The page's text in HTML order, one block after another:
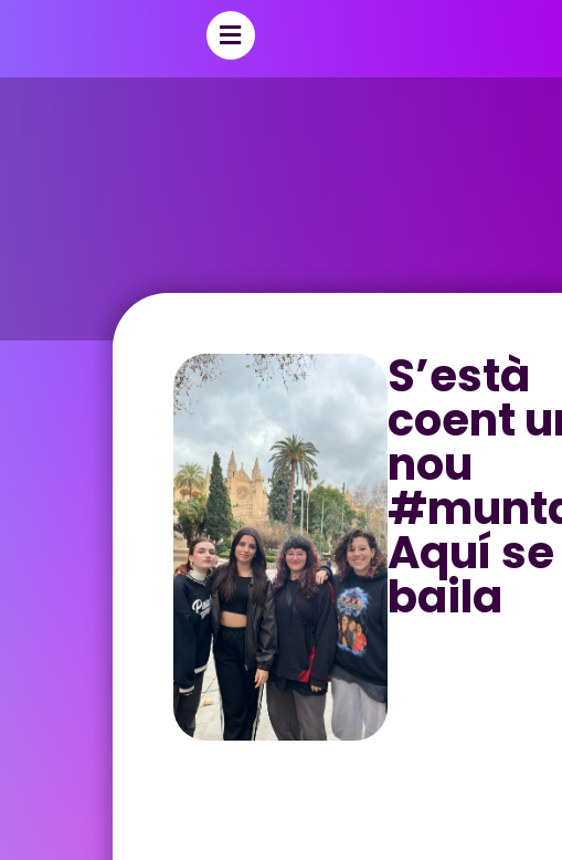
S’està
coent
nou
Aquí se
baila